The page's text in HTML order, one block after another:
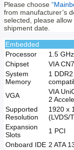
Please choose
from manufacturer’s
selected, please
shipment date.
Embedded
Processor
1.5
Chipset
VIA
System
Memory
1
VGA
VIA
2
Supported
Resolution
1920 x
(LVDS/
Expansion
Slots
1 PCI
Onboard IDE 2 ATA